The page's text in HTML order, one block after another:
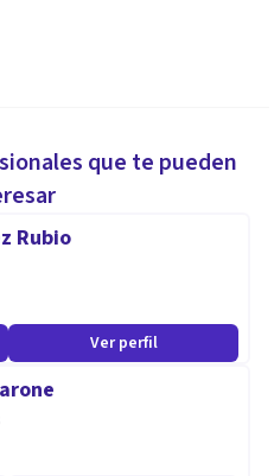
que te pueden
Rubio
Ver perfil